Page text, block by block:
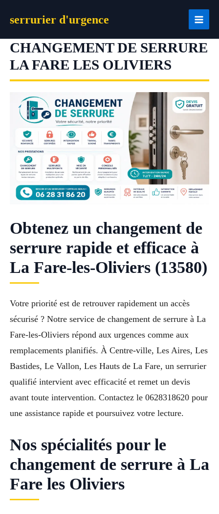
serrurier d'urgence
CHANGEMENT DE SERRURE
LA FARE LES OLIVIERS
Obtenez un changement de
serrure rapide et efficace à
La Fare-les-Oliviers (13580)
Votre priorité est de retrouver rapidement un accès
sécurisé ? Notre service de changement de serrure à La
Fare-les-Oliviers répond aux urgences comme aux
remplacements planifiés. À Centre-ville, Les Aires, Les
Bastides, Le Vallon, Les Hauts de La Fare, un serrurier
qualifié intervient avec efficacité et remet un devis
avant toute intervention. Contactez le 0628318620 pour
une assistance rapide et poursuivez votre lecture.
Nos spécialités pour le
changement de serrure à La
Fare les Oliviers